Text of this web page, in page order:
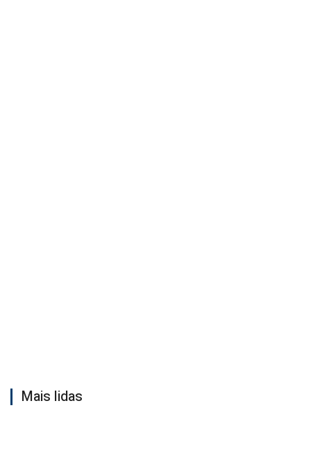
Mais lidas